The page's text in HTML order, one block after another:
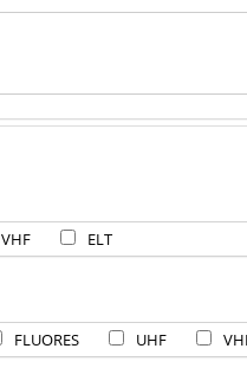
VHF ELT
FLUORES UHF